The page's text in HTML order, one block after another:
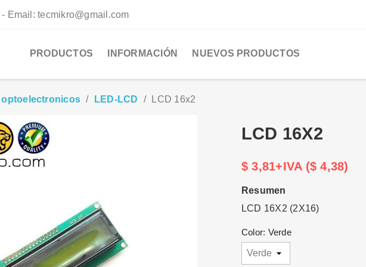
Email: tecmikro@gmail.com
PRODUCTOS INFORMACIÓN NUEVOS PRODUCTOS
LED-LCD LCD 16x2
LCD 16X2
$ 3,81+IVA ($ 4,38)
Resumen
LCD 16X2 (2X16)
Color: Verde